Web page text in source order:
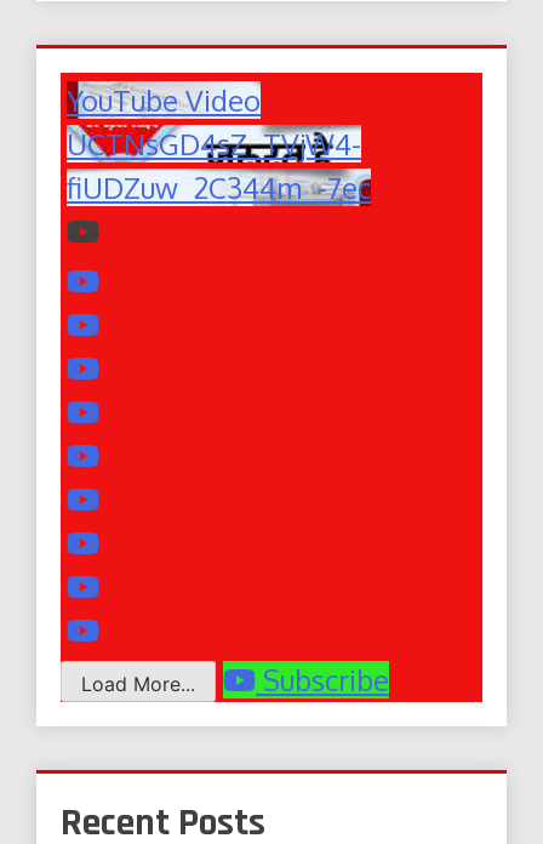
YouTube Video
UCTNsGD4sZ_TVjW4-
fiUDZuw_2C344m_-7ec
Load More... Subscribe
Recent Posts